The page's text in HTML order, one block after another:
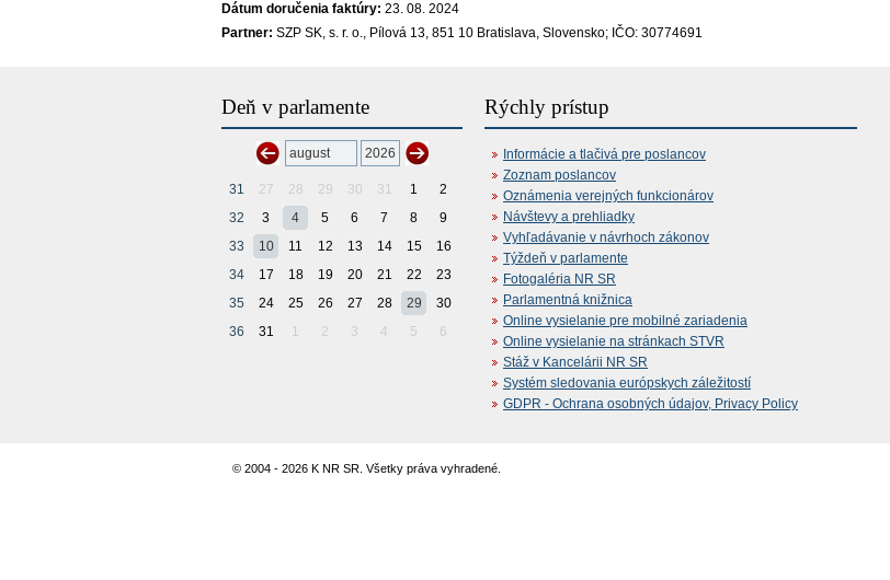
Dátum doručenia faktúry: 23. 08. 2024
Partner: SZP SK, s. r. o., Pílová 13, 851 10 Bratislava, Slovensko; IČO: 30774691
Deň v parlamente
31 27 28 29 30 31 1
2
32
3 4 5 6 7 8
9
33
10 11 12 13 14 15
16
34
17 18 19 20 21 22
23
35
24 25 26 27 28 29
30
36
31 1 2 3 4 5 6
Rýchly prístup
Informácie a tlačivá pre poslancov
Zoznam poslancov
Oznámenia verejných funkcionárov
Návštevy a prehliadky
Vyhľadávanie v návrhoch zákonov
Týždeň v parlamente
Fotogaléria NR SR
Parlamentná knižnica
Online vysielanie pre mobilné zariadenia
Online vysielanie na stránkach STVR
Stáž v Kancelárii NR SR
Systém sledovania európskych záležitostí
GDPR - Ochrana osobných údajov, Privacy Policy
© 2004 - 2026 K NR SR. Všetky práva vyhradené.